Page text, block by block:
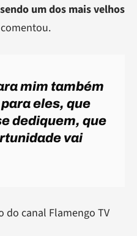
um dos mais velhos
mim também
eles, que
dediquem, que
vai
do canal Flamengo TV